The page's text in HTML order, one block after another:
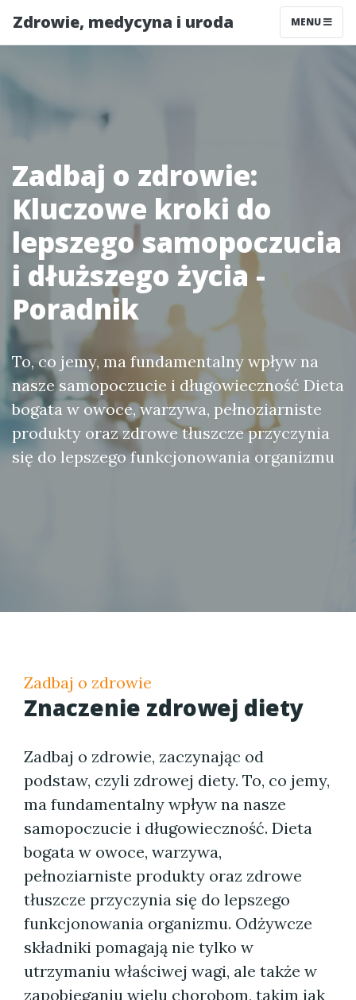
Zdrowie, medycyna i uroda MENU
Zadbaj o zdrowie:
Kluczowe kroki do
lepszego samopoczucia
i dłuższego życia -
Poradnik
To, co jemy, ma fundamentalny wpływ na
nasze samopoczucie i długowieczność Dieta
bogata w owoce, warzywa, pełnoziarniste
produkty oraz zdrowe tłuszcze przyczynia
się do lepszego funkcjonowania organizmu
Zadbaj o zdrowie
Znaczenie zdrowej diety
Zadbaj o zdrowie, zaczynając od
podstaw, czyli zdrowej diety. To, co jemy,
ma fundamentalny wpływ na nasze
samopoczucie i długowieczność. Dieta
bogata w owoce, warzywa,
pełnoziarniste produkty oraz zdrowe
tłuszcze przyczynia się do lepszego
funkcjonowania organizmu. Odżywcze
składniki pomagają nie tylko w
utrzymaniu właściwej wagi, ale także w
zapobieganiu wielu chorobom, takim jak